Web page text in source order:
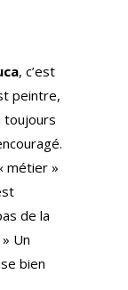
, c’est
peintre,
toujours
métier »
de la
Un
bien